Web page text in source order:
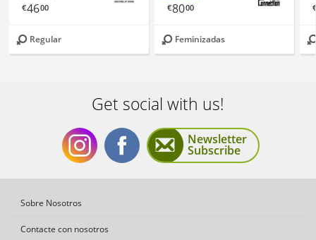
€4600
Regular
€8000
Feminizadas
Get social with us!
GetGet
Newsletter
Subscribe
Sobre Nosotros
Contacte con nosotros